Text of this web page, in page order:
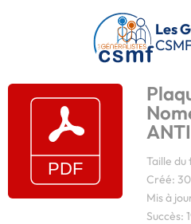
Passer au contenu principal
Les
Taille du
Créé:
Mis à
Succès: